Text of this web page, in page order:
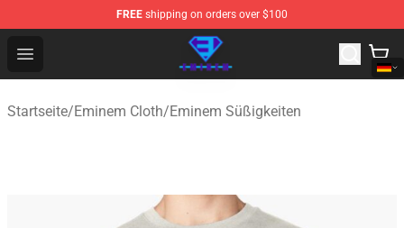
FREE shipping on orders over $100
Open menu
Eminem Store - Official Eminem Merchandise Shop
Startseite/Eminem Cloth/Eminem Süßigkeiten